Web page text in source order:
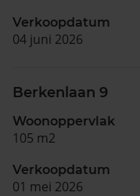
Verkoopdatum
04 juni 2026
Berkenlaan 9
Woonoppervlak
105 m2
Verkoopdatum
01 mei 2026